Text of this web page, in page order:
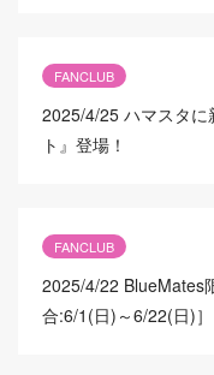
FANCLUB
2025/4/25 ハマスタに
ト』登場！
FANCLUB
2025/4/22 BlueMates
合:6/1(日)～6/22(日)］